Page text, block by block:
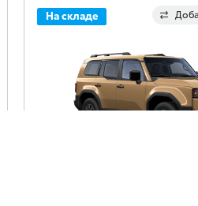
На складе